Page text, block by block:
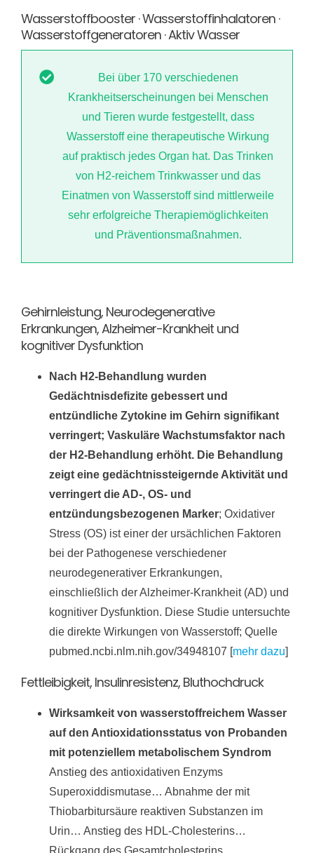
Wasserstoffbooster · Wasserstoffinhalatoren ·
Wasserstoffgeneratoren · Aktiv Wasser
Bei über 170 verschiedenen
Krankheitserscheinungen bei Menschen
und Tieren wurde festgestellt, dass
Wasserstoff eine therapeutische Wirkung
auf praktisch jedes Organ hat. Das Trinken
von H2-reichem Trinkwasser und das
Einatmen von Wasserstoff sind mittlerweile
sehr erfolgreiche Therapiemöglichkeiten
und Präventionsmaßnahmen.
Gehirnleistung, Neurodegenerative
Erkrankungen, Alzheimer-Krankheit und
kognitiver Dysfunktion
Nach H2-Behandlung wurden
Gedächtnisdefizite gebessert und
entzündliche Zytokine im Gehirn signifikant
verringert; Vaskuläre Wachstumsfaktor nach
der H2-Behandlung erhöht. Die Behandlung
zeigt eine gedächtnissteigernde Aktivität und
verringert die AD-, OS- und
entzündungsbezogenen Marker; Oxidativer
Stress (OS) ist einer der ursächlichen Faktoren
bei der Pathogenese verschiedener
neurodegenerativer Erkrankungen,
einschließlich der Alzheimer-Krankheit (AD) und
kognitiver Dysfunktion. Diese Studie untersuchte
die direkte Wirkungen von Wasserstoff; Quelle
pubmed.ncbi.nlm.nih.gov/34948107 [mehr dazu]
Fettleibigkeit, Insulinresistenz, Bluthochdruck
Wirksamkeit von wasserstoffreichem Wasser
auf den Antioxidationsstatus von Probanden
mit potenziellem metabolischem Syndrom
Anstieg des antioxidativen Enzyms
Superoxiddismutase… Abnahme der mit
Thiobarbitursäure reaktiven Substanzen im
Urin… Anstieg des HDL-Cholesterins…
Rückgang des Gesamtcholesterins…